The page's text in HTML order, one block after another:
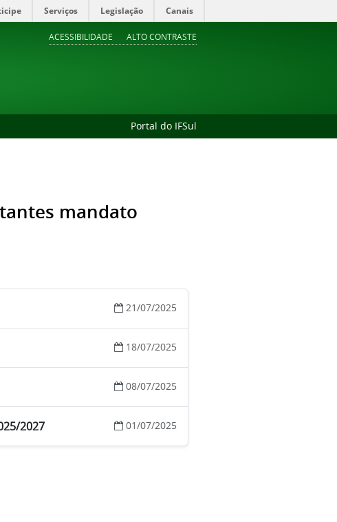
Serviços Legislação Canais
ACESSIBILIDADE ALTO CONTRASTE
Portal do IFSul
mandato
21/07/2025
18/07/2025
08/07/2025
2027 01/07/2025